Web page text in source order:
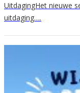
UitdagingHet nieuwe
uitdaging….